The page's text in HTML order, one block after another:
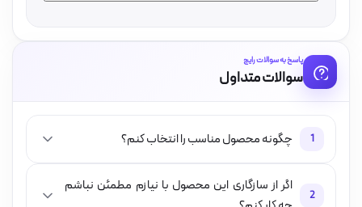
پاسخ به سوالات رایج
سوالات متداول
1 چگونه محصول مناسب را انتخاب کنم؟
2
اگر از سازگاری این محصول با نیازم مطمئن نباشم